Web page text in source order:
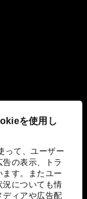
を使用し
って、ユーザー
の表示、トラ
す。またユー
についても情
ィアや広告配